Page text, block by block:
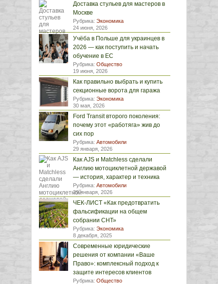
Доставка стульев для мастеров в
Москве
Рубрика: Экономика
24 июня, 2026
Учёба в Польше для украинцев в
2026 — как поступить и начать
обучение в ЕС
Рубрика: Общество
19 июня, 2026
Как правильно выбрать и купить
секционные ворота для гаража
Рубрика: Экономика
30 мая, 2026
Ford Transit второго поколения:
почему этот «работяга» жив до
сих пор
Рубрика: Автомобили
29 января, 2026
Как AJS и Matchless сделали
Англию мотоциклетной державой
— история, характер и техника
Рубрика: Автомобили
29 января, 2026
ЧЕК-ЛИСТ «Как предотвратить
фальсификации на общем
собрании СНТ»
Рубрика: Экономика
8 декабря, 2025
Современные юридические
решения от компании «Ваше
Право»: комплексный подход к
защите интересов клиентов
Рубрика: Общество